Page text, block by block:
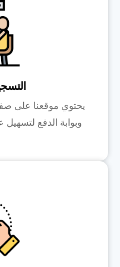
يحتوي موقعنا على
وبوابة الدفع